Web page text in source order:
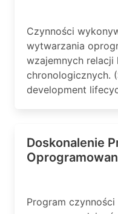
Czynności
wytwarzania
wzajemnych relacji
chronologicznych.
development
Doskonalenie
Program